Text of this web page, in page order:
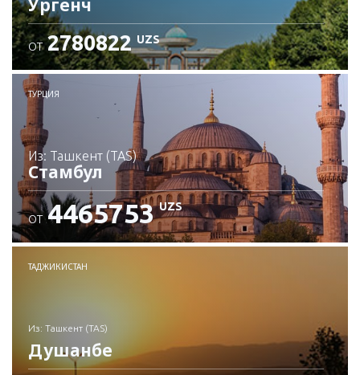
Ургенч
Проверьте подробности
ОТ 2780822 UZS
ТУРЦИЯ
из: Ташкент (TAS)
Стамбул
Проверьте подробности
ОТ 4465753 UZS
ТАДЖИКИСТАН
из: Ташкент (TAS)
Душанбе